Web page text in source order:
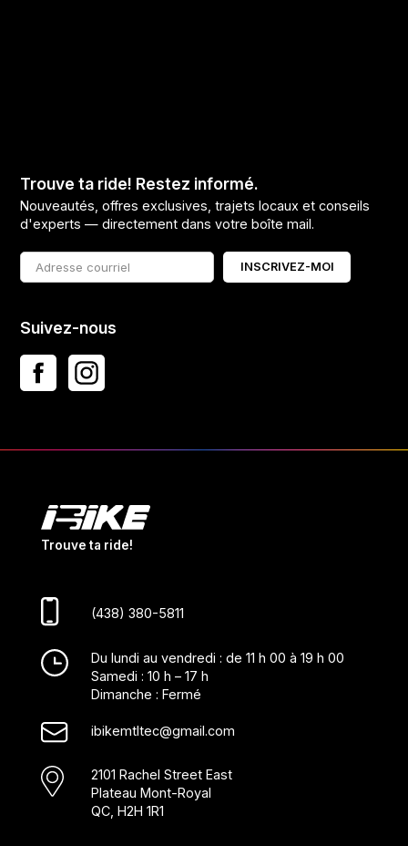
Trouve ta ride! Restez informé.
Nouveautés, offres exclusives, trajets locaux et conseils
d'experts — directement dans votre boîte mail.
INSCRIVEZ-MOI
Suivez-nous
Trouve ta ride!
(438) 380-5811
Du lundi au vendredi : de 11 h 00 à 19 h 00
Samedi : 10 h – 17 h
Dimanche : Fermé
ibikemtltec@gmail.com
2101 Rachel Street East
Plateau Mont-Royal
QC, H2H 1R1